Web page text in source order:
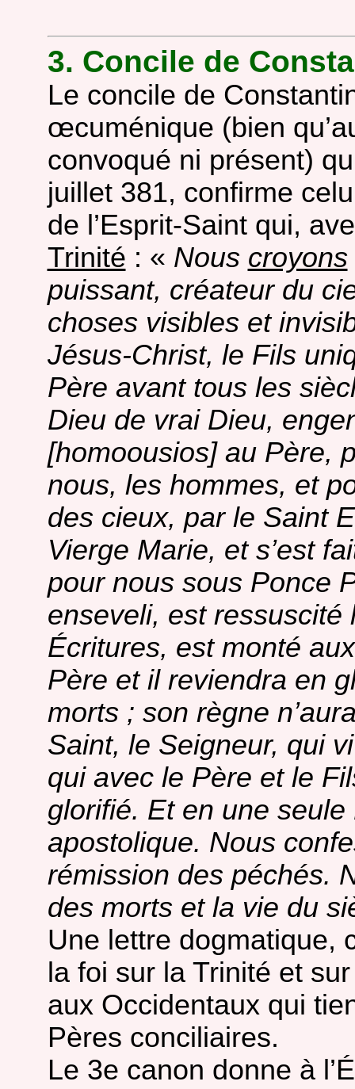
3. Concile de
Le concile de
œcuménique (bien
convoqué ni présent)
juillet 381, confirme
de l’Esprit-Saint qui,
Trinité : « Nous croyons
puissant, créateur du
choses visibles et
Jésus-Christ, le Fils
Père avant tous les
Dieu de vrai Dieu,
[homoousios] au Père,
nous, les hommes, et
des cieux, par le Saint
Vierge Marie, et s’est
pour nous sous Ponce
enseveli, est ressuscité
Écritures, est monté
Père et il reviendra en
morts ; son règne
Saint, le Seigneur, qui
qui avec le Père et le
glorifié. Et en une
apostolique. Nous
rémission des péchés.
des morts et la vie du
Une lettre dogmatique,
la foi sur la Trinité et
aux Occidentaux qui
Pères conciliaires.
Le 3e canon donne à